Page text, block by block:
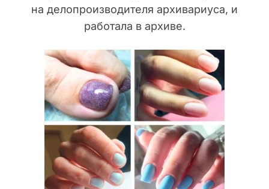
на делопроизводителя архивариуса, и
работала в архиве.